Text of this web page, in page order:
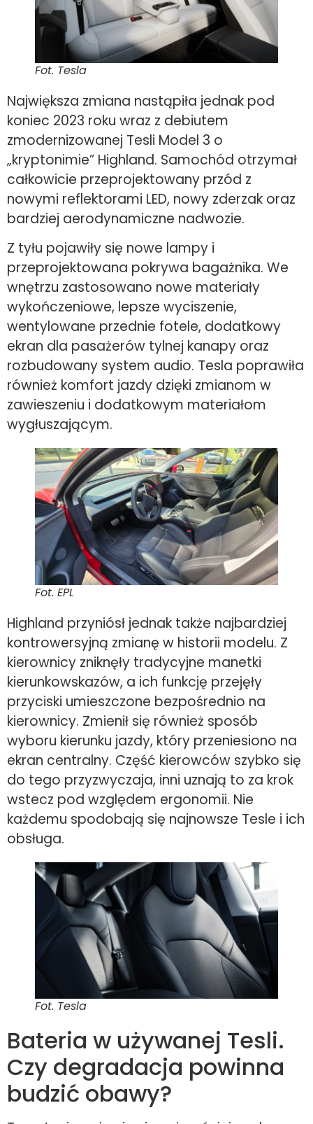
Fot. Tesla
Największa zmiana nastąpiła jednak pod
koniec 2023 roku wraz z debiutem
zmodernizowanej Tesli Model 3 o
„kryptonimie” Highland. Samochód otrzymał
całkowicie przeprojektowany przód z
nowymi reflektorami LED, nowy zderzak oraz
bardziej aerodynamiczne nadwozie.
Z tyłu pojawiły się nowe lampy i
przeprojektowana pokrywa bagażnika. We
wnętrzu zastosowano nowe materiały
wykończeniowe, lepsze wyciszenie,
wentylowane przednie fotele, dodatkowy
ekran dla pasażerów tylnej kanapy oraz
rozbudowany system audio. Tesla poprawiła
również komfort jazdy dzięki zmianom w
zawieszeniu i dodatkowym materiałom
wygłuszającym.
Fot. EPL
Highland przyniósł jednak także najbardziej
kontrowersyjną zmianę w historii modelu. Z
kierownicy zniknęły tradycyjne manetki
kierunkowskazów, a ich funkcję przejęły
przyciski umieszczone bezpośrednio na
kierownicy. Zmienił się również sposób
wyboru kierunku jazdy, który przeniesiono na
ekran centralny. Część kierowców szybko się
do tego przyzwyczaja, inni uznają to za krok
wstecz pod względem ergonomii. Nie
każdemu spodobają się najnowsze Tesle i ich
obsługa.
Fot. Tesla
Bateria w używanej Tesli.
Czy degradacja powinna
budzić obawy?